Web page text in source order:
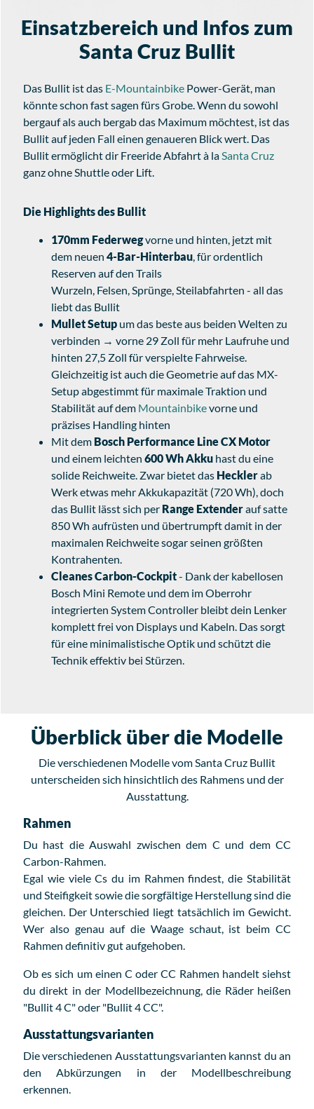
Einsatzbereich und Infos zum
Santa Cruz Bullit
Das Bullit ist das E-Mountainbike Power-Gerät, man
könnte schon fast sagen fürs Grobe. Wenn du sowohl
bergauf als auch bergab das Maximum möchtest, ist das
Bullit auf jeden Fall einen genaueren Blick wert. Das
Bullit ermöglicht dir Freeride Abfahrt à laSanta Cruz
ganz ohne Shuttle oder Lift.
Die Highlights des Bullit
170mm Federwegvorne und hinten, jetzt mit
dem neuen 4-Bar-Hinterbau, für ordentlich
Reserven auf den Trails
Wurzeln, Felsen, Sprünge, Steilabfahrten - all das
liebt das Bullit
Mullet Setup um das beste aus beiden Welten zu
verbinden → vorne 29 Zoll für mehr Laufruhe und
hinten 27,5 Zoll für verspielte Fahrweise.
Gleichzeitig ist auch die Geometrie auf das MX-
Setup abgestimmt für maximale Traktion und
Stabilität auf dem Mountainbikevorne und
präzises Handling hinten
Mit dem Bosch Performance Line CX Motor
und einem leichten 600 Wh Akku hast du eine
solide Reichweite. Zwar bietet das Hecklerab
Werk etwas mehr Akkukapazität (720 Wh), doch
das Bullit lässt sich per Range Extenderauf satte
850 Wh aufrüsten und übertrumpft damit in der
maximalen Reichweite sogar seinen größten
Kontrahenten.
Cleanes Carbon-Cockpit- Dank der kabellosen
Bosch Mini Remote und dem im Oberrohr
integrierten System Controller bleibt dein Lenker
komplett frei von Displays und Kabeln. Das sorgt
für eine minimalistische Optik und schützt die
Technik effektiv bei Stürzen.
Überblick über die Modelle
Die verschiedenen Modelle vom Santa Cruz Bullit
unterscheiden sich hinsichtlich des Rahmens und der
Ausstattung.
Rahmen
Du hast die Auswahl zwischen dem C und dem CC
Carbon-Rahmen.
Egal wie viele Cs du im Rahmen findest, die Stabilität
und Steifigkeit sowie die sorgfältige Herstellung sind die
gleichen. Der Unterschied liegt tatsächlich im Gewicht.
Wer also genau auf die Waage schaut, ist beim CC
Rahmen definitiv gut aufgehoben.
Ob es sich um einen C oder CC Rahmen handelt siehst
du direkt in der Modellbezeichnung, die Räder heißen
"Bullit 4 C" oder "Bullit 4 CC".
Ausstattungsvarianten
Die verschiedenen Ausstattungsvarianten kannst du an
den Abkürzungen in der Modellbeschreibung
erkennen.